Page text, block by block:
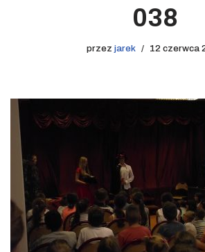
038
przez jarek 12 czerwca